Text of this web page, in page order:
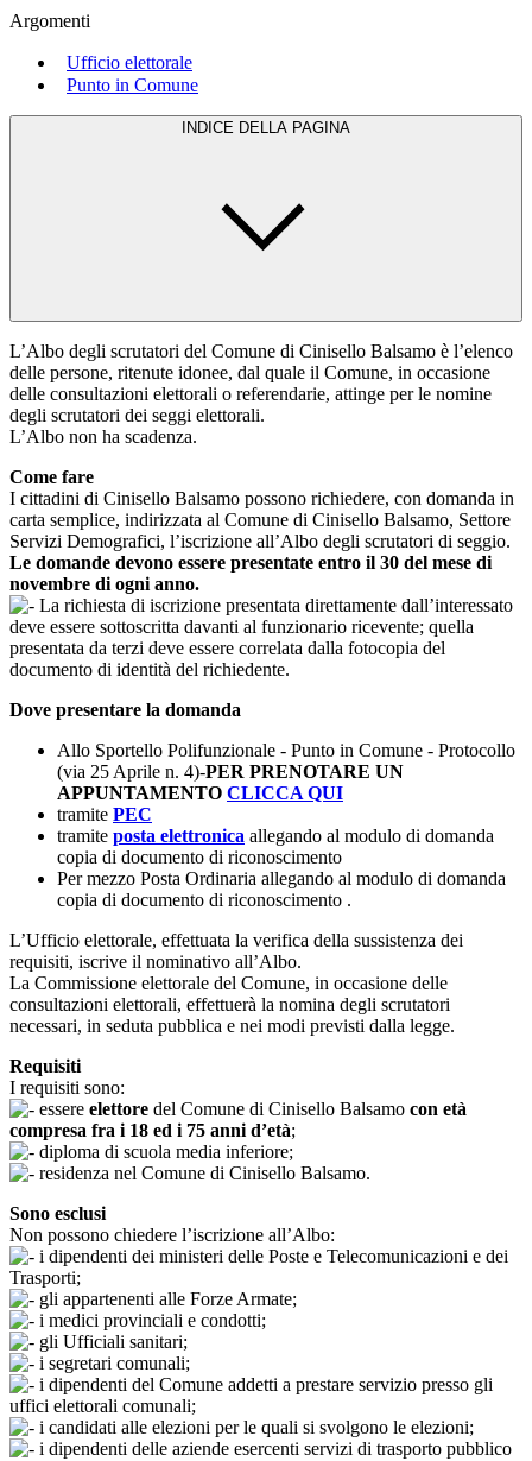
Argomenti
Ufficio elettorale
Punto in Comune
INDICE DELLA PAGINA
L’Albo degli scrutatori del Comune di Cinisello Balsamo è l’elenco
delle persone, ritenute idonee, dal quale il Comune, in occasione
delle consultazioni elettorali o referendarie, attinge per le nomine
degli scrutatori dei seggi elettorali.
L’Albo non ha scadenza.
Come fare
I cittadini di Cinisello Balsamo possono richiedere, con domanda in
carta semplice, indirizzata al Comune di Cinisello Balsamo, Settore
Servizi Demografici, l’iscrizione all’Albo degli scrutatori di seggio.
Le domande devono essere presentate entro il 30 del mese di
novembre di ogni anno.
La richiesta di iscrizione presentata direttamente dall’interessato
deve essere sottoscritta davanti al funzionario ricevente; quella
presentata da terzi deve essere correlata dalla fotocopia del
documento di identità del richiedente.
Dove presentare la domanda
Allo Sportello Polifunzionale - Punto in Comune - Protocollo
(via 25 Aprile n. 4)-PER PRENOTARE UN
APPUNTAMENTO CLICCA QUI
tramite PEC
tramite posta elettronica allegando al modulo di domanda
copia di documento di riconoscimento
Per mezzo Posta Ordinaria allegando al modulo di domanda
copia di documento di riconoscimento .
L’Ufficio elettorale, effettuata la verifica della sussistenza dei
requisiti, iscrive il nominativo all’Albo.
La Commissione elettorale del Comune, in occasione delle
consultazioni elettorali, effettuerà la nomina degli scrutatori
necessari, in seduta pubblica e nei modi previsti dalla legge.
Requisiti
I requisiti sono:
essere elettore del Comune di Cinisello Balsamo con età
compresa fra i 18 ed i 75 anni d’età;
diploma di scuola media inferiore;
residenza nel Comune di Cinisello Balsamo.
Sono esclusi
Non possono chiedere l’iscrizione all’Albo:
i dipendenti dei ministeri delle Poste e Telecomunicazioni e dei
Trasporti;
gli appartenenti alle Forze Armate;
i medici provinciali e condotti;
gli Ufficiali sanitari;
i segretari comunali;
i dipendenti del Comune addetti a prestare servizio presso gli
uffici elettorali comunali;
i candidati alle elezioni per le quali si svolgono le elezioni;
i dipendenti delle aziende esercenti servizi di trasporto pubblico